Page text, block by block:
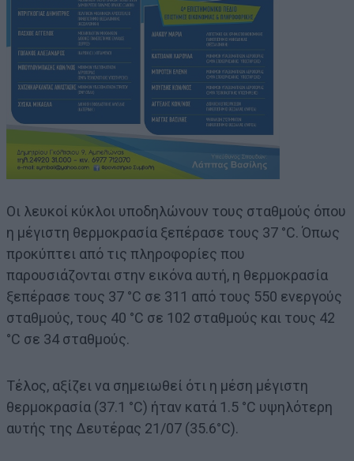
Οι λευκοί κύκλοι υποδηλώνουν τους σταθμούς όπου
η μέγιστη θερμοκρασία ξεπέρασε τους 37 °C. Όπως
προκύπτει από τις πληροφορίες που
παρουσιάζονται στην εικόνα αυτή, η θερμοκρασία
ξεπέρασε τους 37 °C σε 311 από τους 550 ενεργούς
σταθμούς, τους 40 °C σε 102 σταθμούς και τους 42
°C σε 34 σταθμούς.
Τέλος, αξίζει να σημειωθεί ότι η μέση μέγιστη
θερμοκρασία (37.1 °C) ήταν κατά 1.5 °C υψηλότερη
αυτής της Δευτέρας 21/07 (35.6°C).